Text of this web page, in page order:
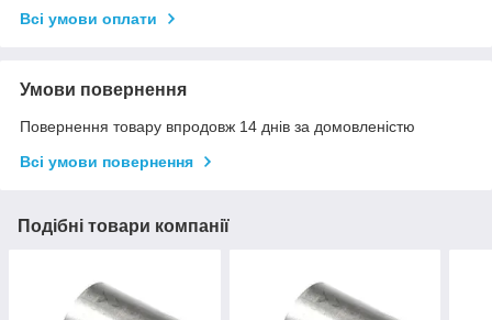
Всі умови оплати
Умови повернення
Повернення товару впродовж 14 днів за домовленістю
Всі умови повернення
Подібні товари компанії